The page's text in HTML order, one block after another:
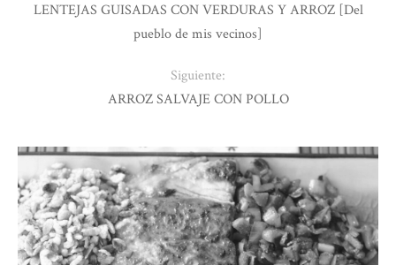
LENTEJAS GUISADAS CON VERDURAS Y ARROZ [Del
pueblo de mis vecinos]
Siguiente:
ARROZ SALVAJE CON POLLO